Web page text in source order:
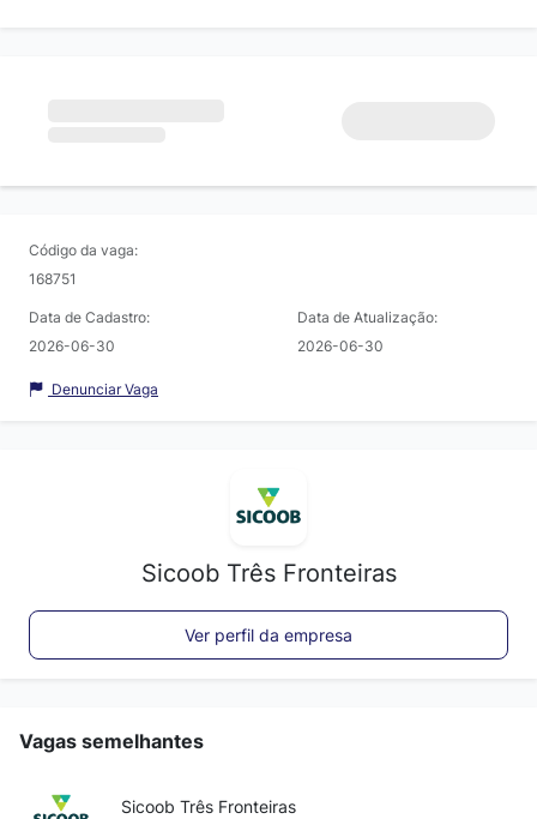
Código da vaga:
168751
Data de Cadastro:
2026-06-30
Data de Atualização:
2026-06-30
Denunciar Vaga
Sicoob Três Fronteiras
Ver perfil da empresa
Vagas semelhantes
Sicoob Três Fronteiras